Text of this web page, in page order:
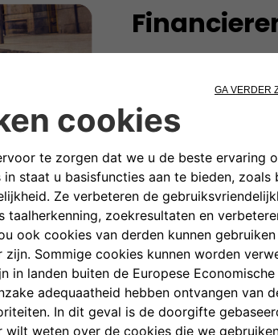
Met het Fiat Betaalplan
Dankzij flexibele
jouw situatie en
gezinswagen, met het
zonder direct het
andere belangrijke
GA NAAR FIAT